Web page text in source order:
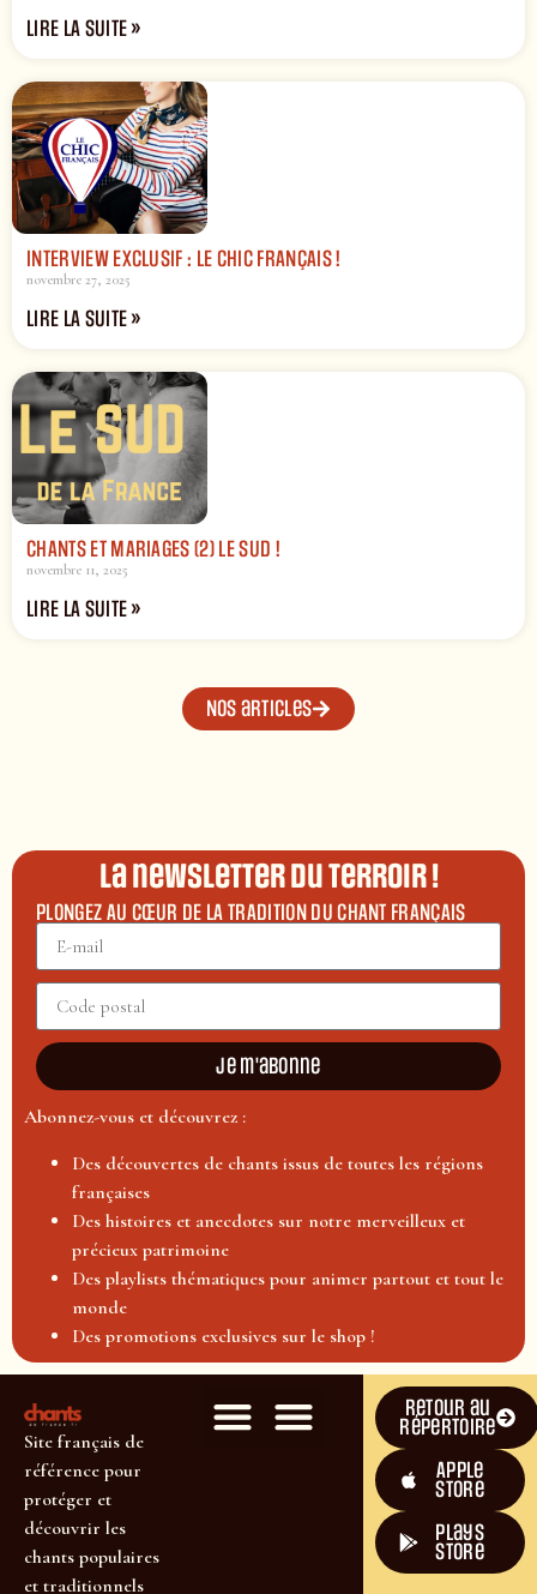
LIRE LA SUITE »
INTERVIEW EXCLUSIF : LE CHIC FRANÇAIS !
novembre 27, 2025
LIRE LA SUITE »
CHANTS ET MARIAGES (2) LE SUD !
novembre 11, 2025
LIRE LA SUITE »
Nos articles
La newsletter du terroir !
PLONGEZ AU CŒUR DE LA TRADITION DU CHANT FRANÇAIS
Je m'abonne
Abonnez-vous et découvrez :
Des découvertes de chants issus de toutes les régions
françaises
Des histoires et anecdotes sur notre merveilleux et
précieux patrimoine
Des playlists thématiques pour animer partout et tout le
monde
Des promotions exclusives sur le shop !
Site français de
référence pour
protéger et
découvrir les
chants populaires
et traditionnels
Retour au
répertoire
Apple
Store
plays
store